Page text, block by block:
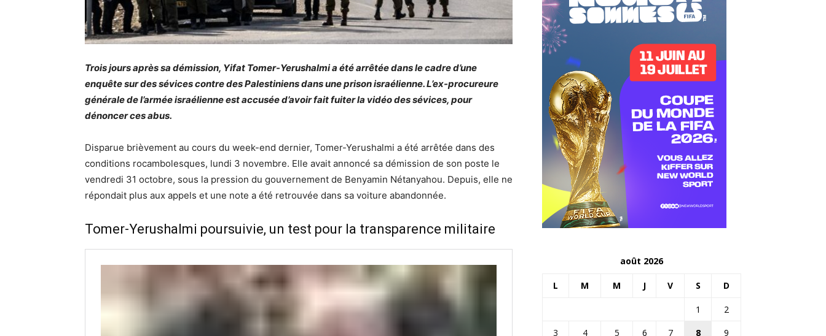
Trois jours après sa démission, Yifat Tomer-Yerushalmi a été arrêtée dans le cadre d’une
enquête sur des sévices contre des Palestiniens dans une prison israélienne. L’ex-procureure
générale de l’armée israélienne est accusée d’avoir fait fuiter la vidéo des sévices, pour
dénoncer ces abus.
Disparue brièvement au cours du week-end dernier, Tomer-Yerushalmi a été arrêtée dans des
conditions rocambolesques, lundi 3 novembre. Elle avait annoncé sa démission de son poste le
vendredi 31 octobre, sous la pression du gouvernement de Benyamin Nétanyahou. Depuis, elle ne
répondait plus aux appels et une note a été retrouvée dans sa voiture abandonnée.
Tomer-Yerushalmi poursuivie, un test pour la transparence militaire
août 2026
L M M J V S D
1
2
3
4 5 6 7 8 9